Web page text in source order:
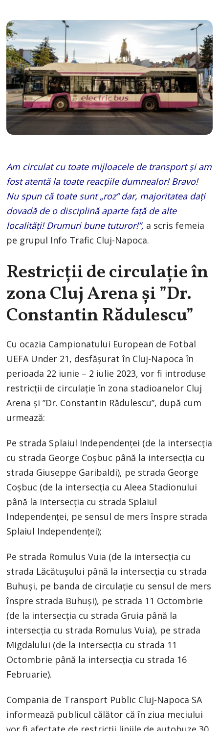
Am circulat cu toate mijloacele de transport și am
fost atentă la toate reacțiile dumnealor! Bravo!
Nu spun că toate sunt „roz” dar, majoritatea dați
dovadă de o disciplină aparte față de alte
localități! Drumuri bune tuturor!”, a scris femeia
pe grupul Info Trafic Cluj-Napoca.
Restricții de circulație în
zona Cluj Arena și ”Dr.
Constantin Rădulescu”
Cu ocazia Campionatului European de Fotbal
UEFA Under 21, desfășurat în Cluj-Napoca în
perioada 22 iunie – 2 iulie 2023, vor fi introduse
restricții de circulație în zona stadioanelor Cluj
Arena și ”Dr. Constantin Rădulescu”, după cum
urmează:
Pe strada Splaiul Independenței (de la intersecția
cu strada George Coșbuc până la intersecția cu
strada Giuseppe Garibaldi), pe strada George
Coșbuc (de la intersecția cu Aleea Stadionului
până la intersecția cu strada Splaiul
Independenței, pe sensul de mers înspre strada
Splaiul Independenței);
Pe strada Romulus Vuia (de la intersecția cu
strada Lăcătușului până la intersecția cu strada
Buhuși, pe banda de circulație cu sensul de mers
înspre strada Buhuși), pe strada 11 Octombrie
(de la intersecția cu strada Gruia până la
intersecția cu strada Romulus Vuia), pe strada
Migdalului (de la intersecția cu strada 11
Octombrie până la intersecția cu strada 16
Februarie).
Compania de Transport Public Cluj-Napoca SA
informează publicul călător că în ziua meciului